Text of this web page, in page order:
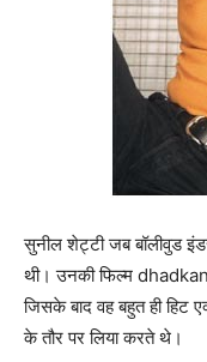
सुनील शेट्टी जब बॉलीवुड
थी। उनकी फिल्म
जिसके बाद वह बहुत ही
के तौर पर लिया करते थे।